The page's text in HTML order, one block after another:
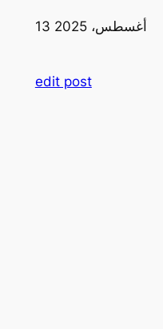
13 أغسطس، 2025
edit post